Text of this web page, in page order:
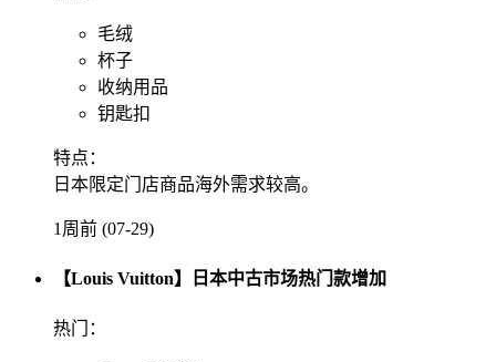
毛绒
杯子
收纳用品
钥匙扣
特点：
日本限定门店商品海外需求较高。
1周前 (07-29)
【Louis Vuitton】日本中古市场热门款增加
热门：